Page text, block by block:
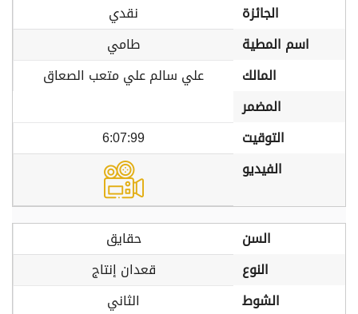
الجائزة
نقدي
اسم المطية
طامي
المالك
علي سالم علي متعب الصعاق
المضمر
التوقيت
6:07:99
الفيديو
السن
حقايق
النوع
قعدان إنتاج
الشوط
الثاني